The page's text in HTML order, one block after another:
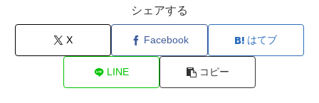
シェアする
X Facebook はてブ
LINE コピー